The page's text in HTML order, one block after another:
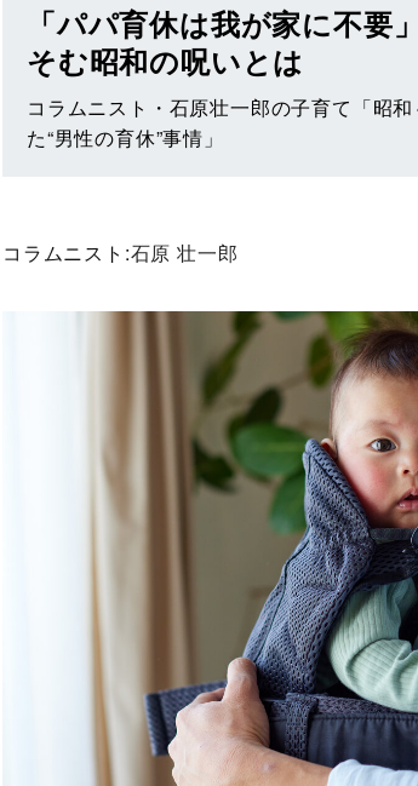
「パパ育休は我が家に不要
そむ昭和の呪いとは
コラムニスト・石原壮一郎の子育て「昭
た“男性の育休”事情」
コラムニスト:石原 壮一郎